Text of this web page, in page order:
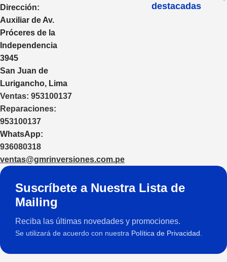
Dirección:
Auxiliar de Av.
Próceres de la
Independencia
3945
San Juan de
Lurigancho, Lima
Ventas: 953100137
Reparaciones:
953100137
WhatsApp:
936080318
ventas@gmrinversiones.com.pe
destacadas
Suscríbete a Nuestra Lista de
Mailing
Reciba las últimas novedades y promociones.
Se utilizará de acuerdo con nuestra Política de Privacidad.